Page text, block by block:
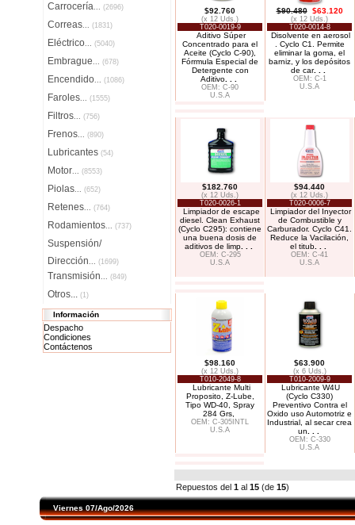
Carrocería... (2696)
Correas... (1831)
Eléctrico... (5040)
Embrague... (678)
Encendido... (1086)
Faroles... (1555)
Filtros... (756)
Frenos... (890)
Lubricantes (54)
Motor... (8553)
Piolas... (652)
Retenes... (764)
Rodamientos... (737)
Suspensión/
Dirección... (1699)
Transmisión... (849)
Otros... (1)
Información
Despacho
Condiciones
Contáctenos
$92.760
(x 12 Uds.)
T020-0019-9
Aditivo Súper
Concentrado para el
Aceite (Cyclo C-90),
Fórrmula Especial de
Detergente con
Aditivo
OEM: C-90
U.S.A
$90.480 $63.120
(x 12 Uds.)
T020-0014-8
Disolvente en aerosol
. Cyclo C1. Permite
eliminar la goma, el
barniz, y los depósitos
de car. . .
OEM: C-1
U.S.A
$182.760
(x 12 Uds.)
T020-0026-1
Limpiador de escape
diesel. Clean Exhaust
(Cyclo C295): contiene
una buena dosis de
aditivos de limp
OEM: C-295
U.S.A
$94.440
(x 12 Uds.)
T020-0006-7
Limpiador del Inyector
de Combustible y
Carburador. Cyclo C41.
Reduce la Vacilación,
el titub
OEM: C-41
U.S.A
$98.160
(x 12 Uds.)
T010-2049-8
Lubricante Multi
Proposito, Z-Lube,
Tipo WD-40, Spray
284 Grs,
OEM: C-305INTL
U.S.A
$63.900
(x 6 Uds.)
T010-2009-9
Lubricante W4U
(Cyclo C330)
Preventivo Contra el
Oxido uso Automotriz e
Industrial, al secar crea
un
OEM: C-330
U.S.A
Repuestos del 1 al 15 (de 15)
Viernes 07/Ago/2026